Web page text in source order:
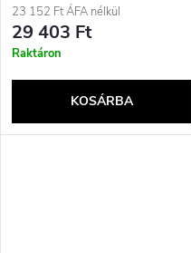
23 152 Ft ÁFA nélkül
29 403 Ft
Raktáron
KOSÁRBA